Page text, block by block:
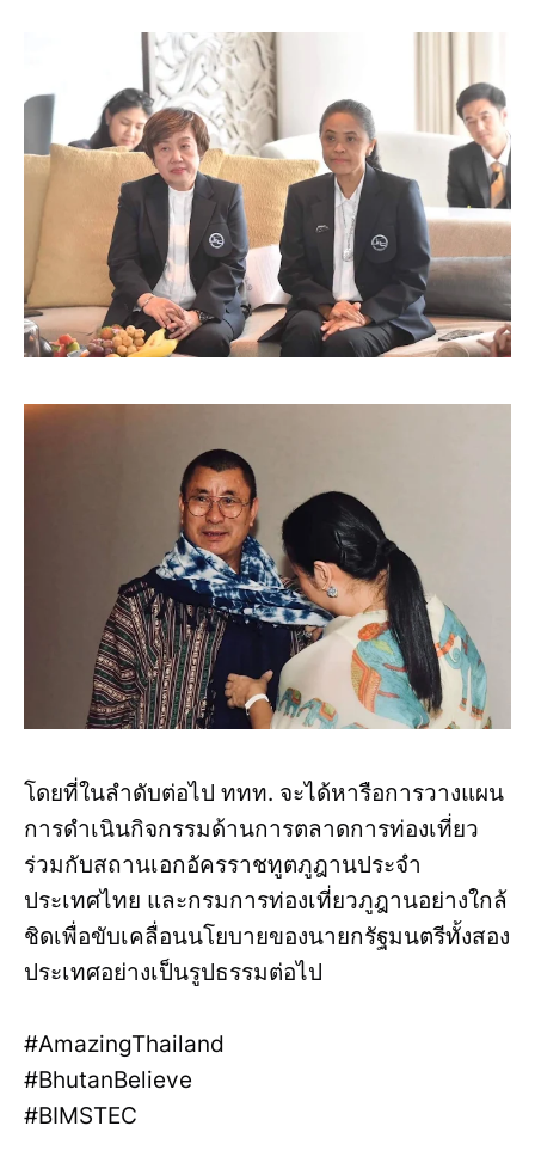
โดยที่ในลำดับต่อไป ททท. จะได้หารือการวางแผน
การดำเนินกิจกรรมด้านการตลาดการท่องเที่ยว
ร่วมกับสถานเอกอัครราชทูตภูฎานประจำ
ประเทศไทย และกรมการท่องเที่ยวภูฎานอย่างใกล้
ชิดเพื่อขับเคลื่อนนโยบายของนายกรัฐมนตรีทั้งสอง
ประเทศอย่างเป็นรูปธรรมต่อไป
#AmazingThailand
#BhutanBelieve
#BIMSTEC